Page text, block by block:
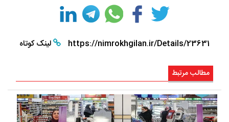
https://nimrokhgilan.ir/Details/23631 لینک کوتاه
مطالب مرتبط